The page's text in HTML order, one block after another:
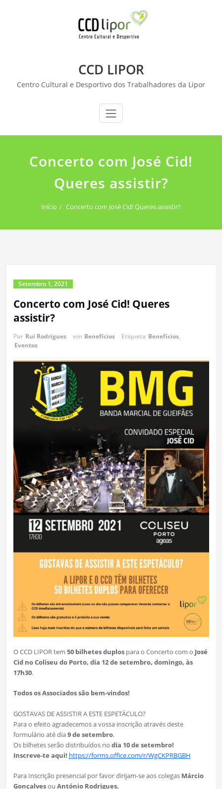
CCD LIPOR
Centro Cultural e Desportivo dos Trabalhadores da Lipor
Concerto com José Cid!
Queres assistir?
Início Concerto com José Cid! Queres assistir?
Setembro 1, 2021
Concerto com José Cid! Queres
assistir?
Por Rui Rodrigues em Benefícios Etiqueta Benefícios,
Eventos
O CCD LIPOR tem 50 bilhetes duplospara o Concerto com o José
Cid no Coliseu do Porto, dia 12 de setembro, domingo, às
17h30.
Todos os Associados são bem-vindos!
GOSTAVAS DE ASSISTIR A ESTE ESPETÁCULO?
Para o efeito agradecemos a vossa inscrição através deste
formulário até dia9 de setembro.
Os bilhetes serão distribuídos no dia 10 de setembro!
Inscreve-te aqui! https://forms.office.com/r/WgCKPRBGBH
Para Inscrição presencial por favor dirijam-se aos colegasMárcio
Gonçalvesou António Rodrigues.